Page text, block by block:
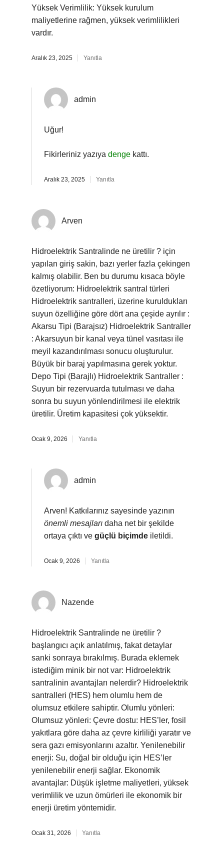
Yüksek Verimlilik: Yüksek kurulum
maliyetlerine rağmen, yüksek verimlilikleri
vardır.
Aralık 23, 2025 Yanıtla
admin
Uğur!
Fikirleriniz yazıya denge kattı.
Aralık 23, 2025 Yanıtla
Arven
Hidroelektrik Santralinde ne üretilir ? için
yapılan giriş sakin, bazı yerler fazla çekingen
kalmış olabilir. Ben bu durumu kısaca böyle
özetliyorum: Hidroelektrik santral türleri
Hidroelektrik santralleri, üzerine kuruldukları
suyun özelliğine göre dört ana çeşide ayrılır :
Akarsu Tipi (Barajsız) Hidroelektrik Santraller
: Akarsuyun bir kanal veya tünel vasıtası ile
meyil kazandırılması sonucu oluşturulur.
Büyük bir baraj yapılmasına gerek yoktur.
Depo Tipi (Barajlı) Hidroelektrik Santraller :
Suyun bir rezervuarda tutulması ve daha
sonra bu suyun yönlendirilmesi ile elektrik
üretilir. Üretim kapasitesi çok yüksektir.
Ocak 9, 2026 Yanıtla
admin
Arven! Katkılarınız sayesinde yazının
önemli mesajları daha net bir şekilde
ortaya çıktı ve güçlü biçimde iletildi.
Ocak 9, 2026 Yanıtla
Nazende
Hidroelektrik Santralinde ne üretilir ?
başlangıcı açık anlatılmış, fakat detaylar
sanki sonraya bırakılmış. Burada eklemek
istediğim minik bir not var: Hidroelektrik
santralinin avantajları nelerdir? Hidroelektrik
santralleri (HES) hem olumlu hem de
olumsuz etkilere sahiptir. Olumlu yönleri:
Olumsuz yönleri: Çevre dostu: HES’ler, fosil
yakıtlara göre daha az çevre kirliliği yaratır ve
sera gazı emisyonlarını azaltır. Yenilenebilir
enerji: Su, doğal bir olduğu için HES’ler
yenilenebilir enerji sağlar. Ekonomik
avantajlar: Düşük işletme maliyetleri, yüksek
verimlilik ve uzun ömürleri ile ekonomik bir
enerji üretim yöntemidir.
Ocak 31, 2026 Yanıtla